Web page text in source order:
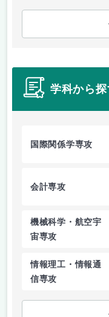
学科から探
国際関係学専攻
会計専攻
機械科学・航空宇
宙専攻
情報理工・情報通
信専攻